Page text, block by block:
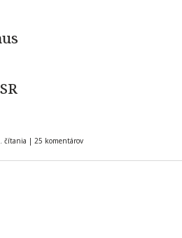
čítania | 25 komentárov